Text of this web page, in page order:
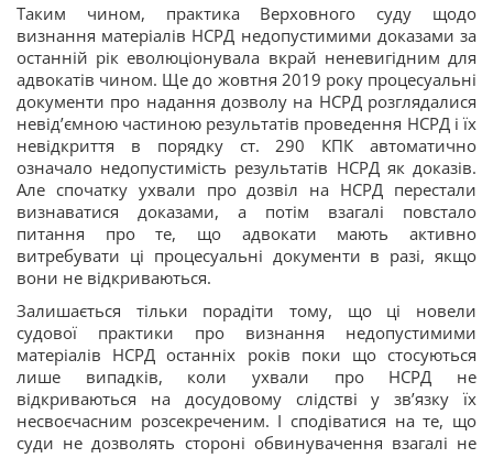
Таким чином, практика Верховного суду щодо
визнання матеріалів НСРД недопустимими доказами за
останній рік еволюціонувала вкрай неневигідним для
адвокатів чином. Ще до жовтня 2019 року процесуальні
документи про надання дозволу на НСРД розглядалися
невід’ємною частиною результатів проведення НСРД і їх
невідкриття в порядку ст. 290 КПК автоматично
означало недопустимість результатів НСРД як доказів.
Але спочатку ухвали про дозвіл на НСРД перестали
визнаватися доказами, а потім взагалі повстало
питання про те, що адвокати мають активно
витребувати ці процесуальні документи в разі, якщо
вони не відкриваються.
Залишається тільки порадіти тому, що ці новели
судової практики про визнання недопустимими
матеріалів НСРД останніх років поки що стосуються
лише випадків, коли ухвали про НСРД не
відкриваються на досудовому слідстві у зв’язку їх
несвоєчасним розсекреченим. І сподіватися на те, що
суди не дозволять стороні обвинувачення взагалі не